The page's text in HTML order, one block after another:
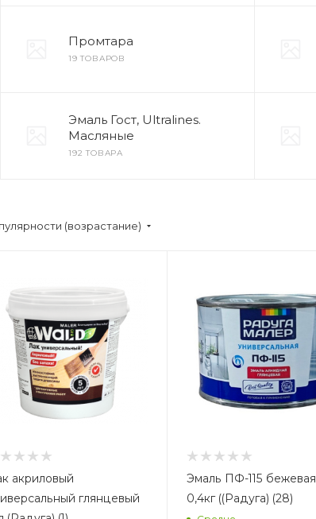
Промтара
19 ТОВАРОВ
Эмаль Гост, Ultralines.
Масляные
192 ТОВАРА
(возрастание)
акриловый
глянцевый
Эмаль ПФ-115 бежевая
0,4кг ((Радуга) (28)